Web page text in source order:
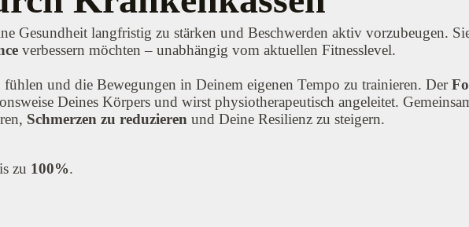
Gesundheit langfristig zu stärken und Beschwerden aktiv vorzubeugen.
verbessern möchten – unabhängig vom aktuellen Fitnesslevel.
und die Bewegungen in Deinem eigenen Tempo zu trainieren. Der
Deines Körpers und wirst physiotherapeutisch angeleitet.
Schmerzen zu reduzieren und Deine Resilienz zu steigern.
zu 100%.